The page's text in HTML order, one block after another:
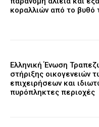
κοραλλιών από το βυθό
Ελληνική Ένωση
στήριξης οικογενειών
επιχειρήσεων και
πυρόπληκτες περιοχές